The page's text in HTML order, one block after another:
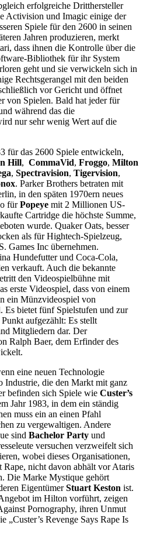
erfolgreiche Dritthersteller
Activision und Imagic einige der
Spiele für den 2600 in seinen
Jahren produzieren, merkt
dass ihnen die Kontrolle über die
Bibliothek für ihr System
geht und sie verwickeln sich in
Rechtsgerangel mit den beiden
vor Gericht und öffnet
von Spielen. Bald hat jeder für
während das die
nur sehr wenig Wert auf die
für das 2600 Spiele entwickeln,
Hill, CommaVid, Froggo, Milton
, Spectravision, Tigervision,
. Parker Brothers betraten mit
in den späten 1970ern neues
fürPopeye mit 2 Millionen US-
Cartridge die höchste Summe,
wurde. Quaker Oats, besser
als für Hightech-Spielzeug,
Games Inc übernehmen.
Hundefutter und Coca-Cola,
verkauft. Auch die bekannte
den Videospielbühne mit
erste Videospiel, dass von einem
ein Münzvideospiel von
bietet fünf Spielstufen und zur
aufgezählt: Es stellt
Mitgliedern dar. Der
Ralph Baer, dem Erfinder des
eine neuen Technologie
Industrie, die den Markt mit ganz
befinden sich Spiele wie Custer’s
Jahr 1983, in dem ein ständig
muss ein an einen Pfahl
zu vergewaltigen. Andere
sind Bachelor Party und
versuchen verzweifelt sich
wobei dieses Organisationen,
nicht davon abhält vor Ataris
Die Marke Mystique gehört
EigentümerStuart Keston ist.
im Hilton vorführt, zeigen
Pornography, ihren Unmut
Revenge Says Rape Is